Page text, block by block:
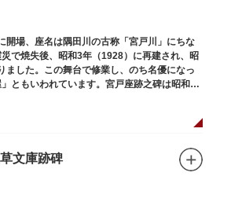
開場、座名は隅田川の古称「宮戸川」にちな
で焼失後、昭和3年（1928）に再建され、昭
ました。この舞台で修業し、のち名優になっ
ともいわれています。宮戸座跡之碑は昭和53
文庫跡碑